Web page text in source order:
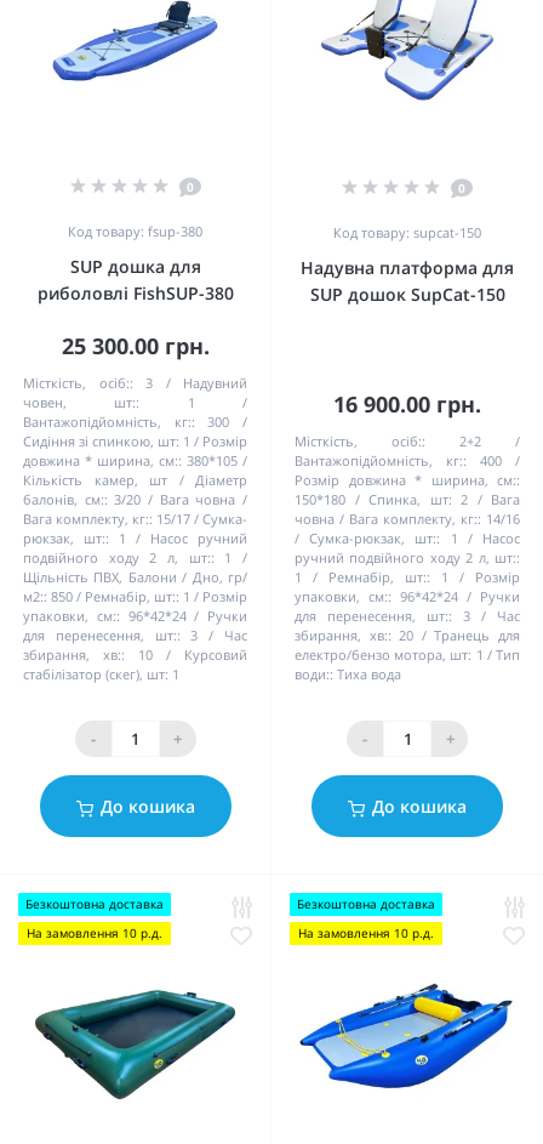
0
Код товару: fsup-380
SUP дошка для
риболовлі FishSUP-380
25 300.00 грн.
Місткість, осіб:: 3
Надувний
човен, шт::
1
Вантажопідйомність, кг::
300
Сидіння зі спинкою, шт: 1
Розмір
довжина * ширина, см:: 380*105
Кількість камер, шт / Діаметр
балонів, см:: 3/20
Вага човна /
Вага комплекту, кг:: 15/17
Сумка-
рюкзак, шт::
1
Насос ручний
подвійного ходу 2 л, шт::
1
Щільність ПВХ, Балони / Дно, гр/
м2:: 850 Ремнабір, шт:: 1
Розмір
упаковки, см:: 96*42*24
Ручки
для перенесення, шт::
3
Час
збирання, хв::
10
Курсовий
стабілізатор (скег), шт: 1
- +
До кошика
0
Код товару: supcat-150
Надувна платформа для
SUP дошок SupCat-150
16 900.00 грн.
Місткість, осіб::
2+2
Вантажопідйомність, кг::
400
Розмір довжина * ширина, см::
150*180
Спинка, шт: 2
Вага
човна / Вага комплекту, кг:: 14/16
Сумка-рюкзак, шт::
1
Насос
ручний подвійного ходу 2 л, шт::
1
Ремнабір, шт:: 1
Розмір
упаковки, см:: 96*42*24
Ручки
для перенесення, шт::
3
Час
збирання, хв:: 20
Транець для
електро/бензо мотора, шт: 1
Тип
води:: Тиха вода
- +
До кошика
Безкоштовна доставка
На замовлення 10 р.д.
Безкоштовна доставка
На замовлення 10 р.д.